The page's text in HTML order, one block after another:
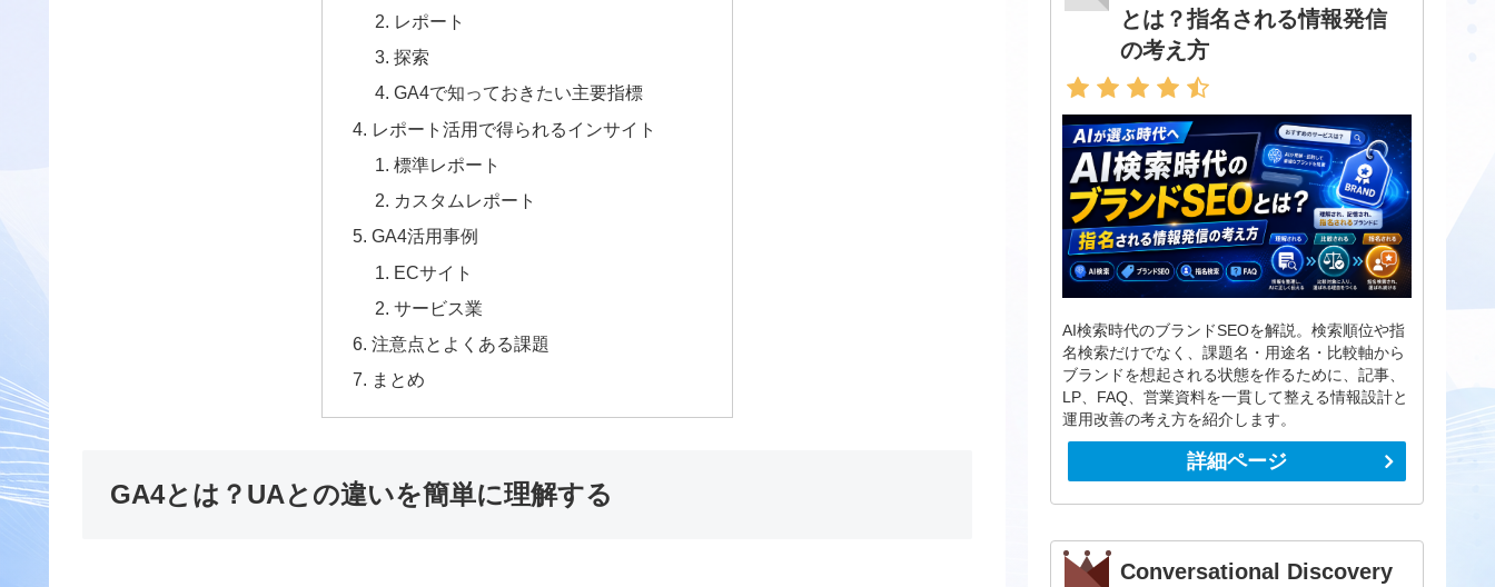
レポート
探索
GA4で知っておきたい主要指標
レポート活用で得られるインサイト
標準レポート
カスタムレポート
GA4活用事例
ECサイト
サービス業
注意点とよくある課題
まとめ
GA4とは？UAとの違いを簡単に理解する
とは？指名される情報発信
の考え方
AI検索時代のブランドSEOを解説。検索順位や指
名検索だけでなく、課題名・用途名・比較軸から
ブランドを想起される状態を作るために、記事、
LP、FAQ、営業資料を一貫して整える情報設計と
運用改善の考え方を紹介します。
詳細ページ
Conversational Discovery